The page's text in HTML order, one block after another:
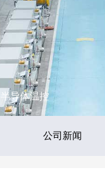
导体温控
公司新闻